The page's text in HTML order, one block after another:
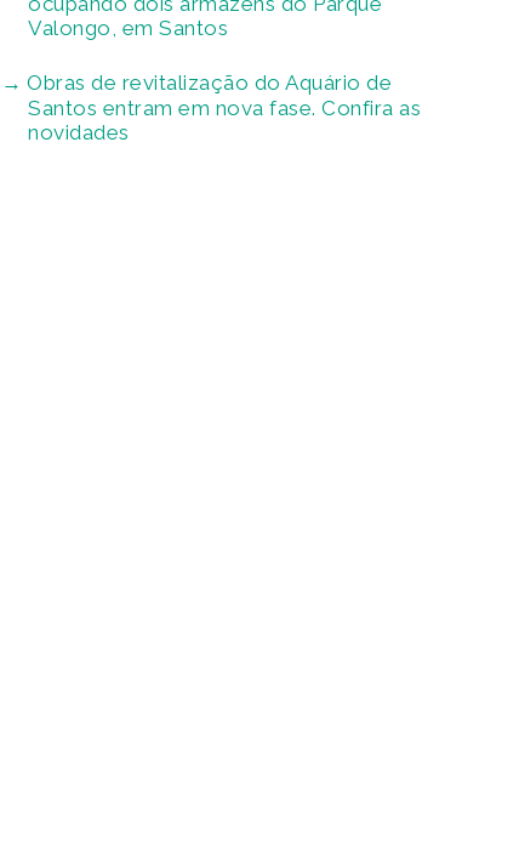
Valongo, em Santos
Obras de revitalização do Aquário de
Santos entram em nova fase. Confira as
novidades